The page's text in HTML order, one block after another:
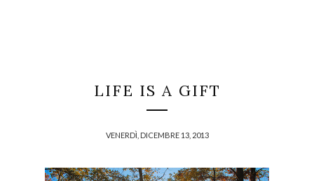
LIFE IS A GIFT
VENERDÌ, DICEMBRE 13, 2013